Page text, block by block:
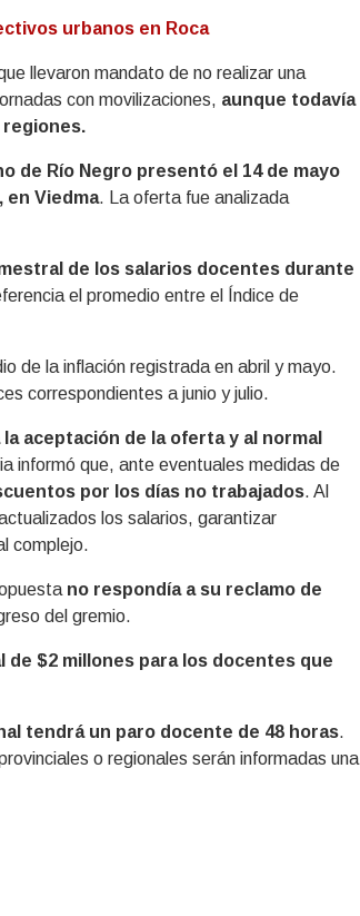
urbanos en Roca
llevaron mandato de no realizar una
con movilizaciones, aunque todavía
de Río Negro presentó el 14 de mayo
en Viedma. La oferta fue analizada
de los salarios docentes durante
el promedio entre el Índice de
de la inflación registrada en abril y mayo.
correspondientes a junio y julio.
aceptación de la oferta y al normal
informó que, ante eventuales medidas de
por los días no trabajados. Al
los salarios, garantizar
complejo.
no respondía a su reclamo de
del gremio.
de $2 millones para los docentes que
tendrá un paro docente de 48 horas.
o regionales serán informadas una